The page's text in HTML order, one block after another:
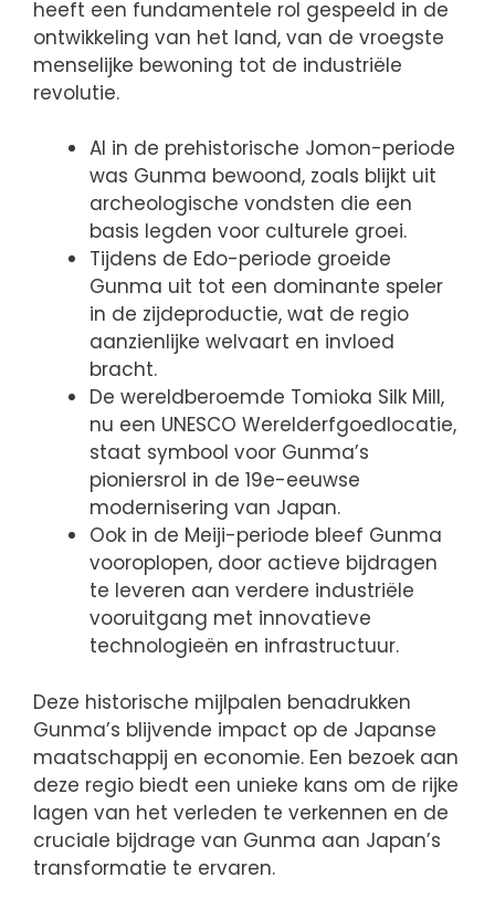
heeft een fundamentele rol gespeeld in de
ontwikkeling van het land, van de vroegste
menselijke bewoning tot de industriële
revolutie.
Al in de prehistorische Jomon-periode
was Gunma bewoond, zoals blijkt uit
archeologische vondsten die een
basis legden voor culturele groei.
Tijdens de Edo-periode groeide
Gunma uit tot een dominante speler
in de zijdeproductie, wat de regio
aanzienlijke welvaart en invloed
bracht.
De wereldberoemde Tomioka Silk Mill,
nu een UNESCO Werelderfgoedlocatie,
staat symbool voor Gunma’s
pioniersrol in de 19e-eeuwse
modernisering van Japan.
Ook in de Meiji-periode bleef Gunma
vooroplopen, door actieve bijdragen
te leveren aan verdere industriële
vooruitgang met innovatieve
technologieën en infrastructuur.
Deze historische mijlpalen benadrukken
Gunma’s blijvende impact op de Japanse
maatschappij en economie. Een bezoek aan
deze regio biedt een unieke kans om de rijke
lagen van het verleden te verkennen en de
cruciale bijdrage van Gunma aan Japan’s
transformatie te ervaren.